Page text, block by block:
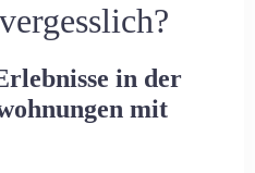
in der
mit
Suche